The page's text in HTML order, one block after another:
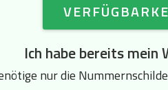
Ich habe bereits mein
nur die